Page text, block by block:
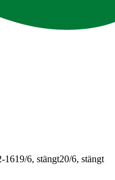
1619/6, stängt20/6, stängt